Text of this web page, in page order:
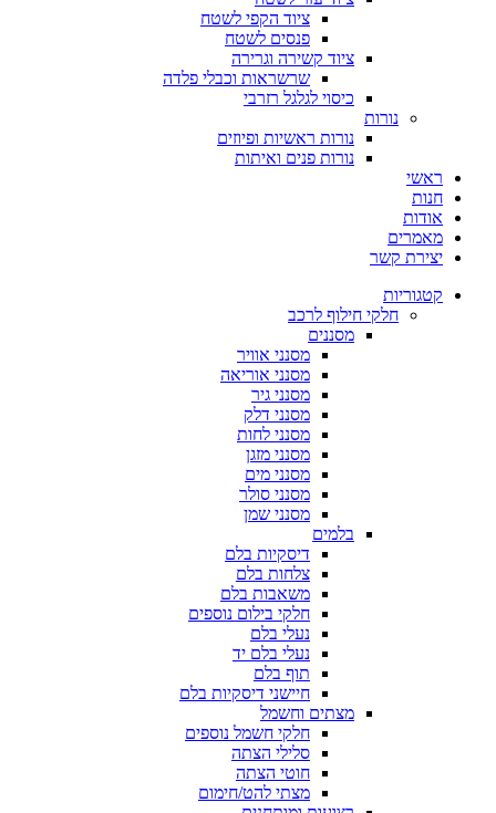
ציוד הקפי לשטח
פנסים לשטח
ציוד קשירה וגרירה
שרשראות וכבלי פלדה
כיסוי לגלגל רזרבי
נורות
נורות ראשיות ופיוזים
נורות פנים ואיתות
ראשי
חנות
אודות
מאמרים
יצירת קשר
קטגוריות
חלקי חילוף לרכב
מסננים
מסנני אוויר
מסנני אוריאה
מסנני גיר
מסנני דלק
מסנני לחות
מסנני מזגן
מסנני מים
מסנני סולר
מסנני שמן
בלמים
דיסקיות בלם
צלחות בלם
משאבות בלם
חלקי בילום נוספים
נעלי בלם
נעלי בלם יד
תוף בלם
חיישני דיסקיות בלם
מצתים וחשמל
חלקי חשמל נוספים
סלילי הצתה
חוטי הצתה
מצתי להט/חימום